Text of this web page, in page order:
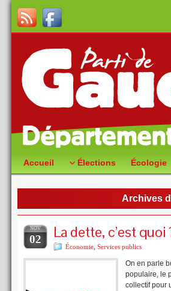
Accueil Élections Écologie
Archives
NOV
02 La dette, c’est quoi
Économie Services publics
On en parle
populaire, le
collectif pour